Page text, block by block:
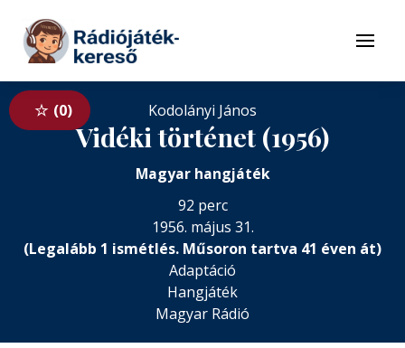
Tovább a tartalomhoz
Menü
0 Kodolányi János
Vidéki történet (1956)
Magyar hangjáték
92 perc
1956. május 31.
(Legalább 1 ismétlés. Műsoron tartva 41 éven át)
Adaptáció
Hangjáték
Magyar Rádió